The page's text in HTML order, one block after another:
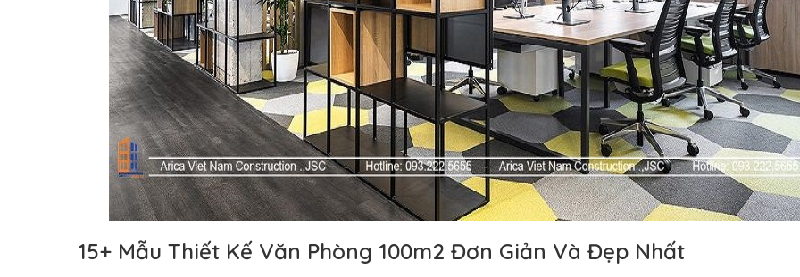
15+ Mẫu Thiết Kế Văn Phòng 100m2 Đơn Giản Và Đẹp Nhất